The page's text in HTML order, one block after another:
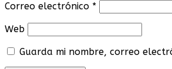
Correo electrónico *
Web
Guarda mi nombre, correo